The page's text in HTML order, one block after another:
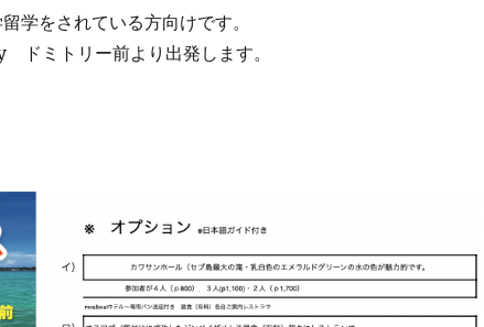
学をされている方向けです。
ミトリー前より出発します。